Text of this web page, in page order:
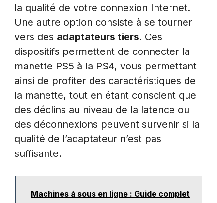
la qualité de votre connexion Internet.
Une autre option consiste à se tourner
vers des adaptateurs tiers. Ces
dispositifs permettent de connecter la
manette PS5 à la PS4, vous permettant
ainsi de profiter des caractéristiques de
la manette, tout en étant conscient que
des déclins au niveau de la latence ou
des déconnexions peuvent survenir si la
qualité de l’adaptateur n’est pas
suffisante.
Machines à sous en ligne : Guide complet